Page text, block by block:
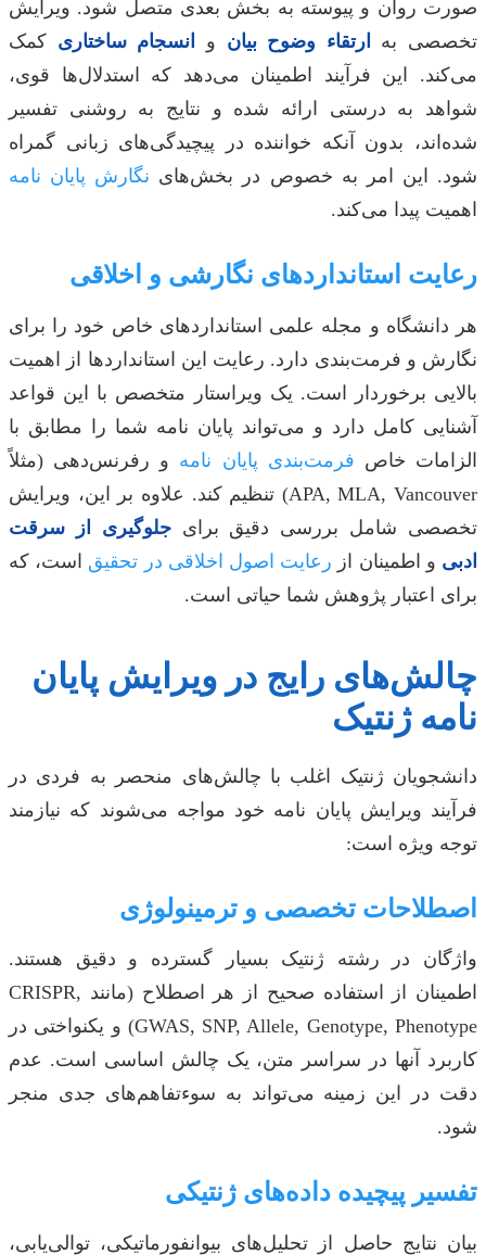
صورت روان و پیوسته به بخش بعدی متصل شود. ویرایش
تخصصی به
ارتقاء وضوح بیان و انسجام ساختاری کمک
می‌کند. این فرآیند اطمینان می‌دهد که استدلال‌ها قوی،
شواهد به درستی ارائه شده و نتایج به روشنی تفسیر
شده‌اند، بدون آنکه خواننده در پیچیدگی‌های زبانی گمراه
شود. این امر به خصوص در بخش‌های نگارش پایان نامه
اهمیت پیدا می‌کند.
رعایت استانداردهای نگارشی و اخلاقی
هر دانشگاه و مجله علمی استانداردهای خاص خود را برای
نگارش و فرمت‌بندی دارد. رعایت این استانداردها از اهمیت
بالایی برخوردار است. یک ویراستار متخصص با این قواعد
آشنایی کامل دارد و می‌تواند پایان نامه شما را مطابق با
الزامات خاص فرمت‌بندی پایان نامه و رفرنس‌دهی (مثلاً
APA, MLA, Vancouver) تنظیم کند. علاوه بر این، ویرایش
تخصصی شامل بررسی دقیق برایجلوگیری از سرقت
ادبی و اطمینان از رعایت اصول اخلاقی در تحقیق است، که
برای اعتبار پژوهش شما حیاتی است.
چالش‌های رایج در ویرایش پایان
نامه ژنتیک
دانشجویان ژنتیک اغلب با چالش‌های منحصر به فردی در
فرآیند ویرایش پایان نامه خود مواجه می‌شوند که نیازمند
توجه ویژه است:
اصطلاحات تخصصی و ترمینولوژی
واژگان در رشته ژنتیک بسیار گسترده و دقیق هستند.
اطمینان از استفاده صحیح از هر اصطلاح (مانند CRISPR,
GWAS, SNP, Allele, Genotype, Phenotype) و یکنواختی در
کاربرد آنها در سراسر متن، یک چالش اساسی است. عدم
دقت در این زمینه می‌تواند به سوءتفاهم‌های جدی منجر
شود.
تفسیر پیچیده داده‌های ژنتیکی
بیان نتایج حاصل از تحلیل‌های بیوانفورماتیکی، توالی‌یابی،